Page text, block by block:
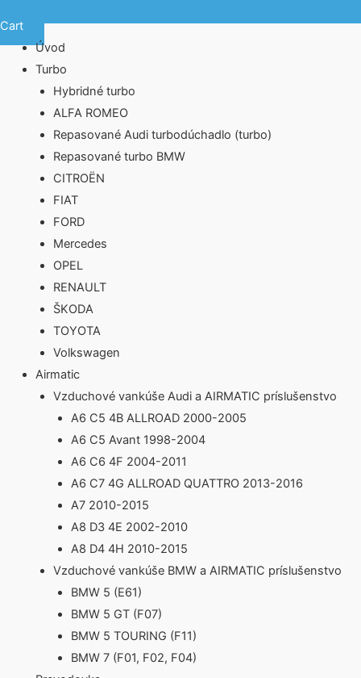
Cart
Úvod
Turbo
Hybridné turbo
ALFA ROMEO
Repasované Audi turbodúchadlo (turbo)
Repasované turbo BMW
CITROËN
FIAT
FORD
Mercedes
OPEL
RENAULT
ŠKODA
TOYOTA
Volkswagen
Airmatic
Vzduchové vankúše Audi a AIRMATIC príslušenstvo
A6 C5 4B ALLROAD 2000-2005
A6 C5 Avant 1998-2004
A6 C6 4F 2004-2011
A6 C7 4G ALLROAD QUATTRO 2013-2016
A7 2010-2015
A8 D3 4E 2002-2010
A8 D4 4H 2010-2015
Vzduchové vankúše BMW a AIRMATIC príslušenstvo
BMW 5 (E61)
BMW 5 GT (F07)
BMW 5 TOURING (F11)
BMW 7 (F01, F02, F04)